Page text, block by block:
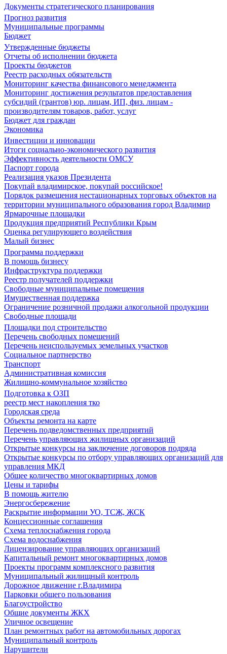
Документы стратегического планирования
Прогноз развития
Муниципальные программы
Бюджет
Утвержденные бюджеты
Отчеты об исполнении бюджета
Проекты бюджетов
Реестр расходных обязательств
Мониторинг качества финансового менеджмента
Мониторинг достижения результатов предоставления
субсидий (грантов) юр. лицам, ИП, физ. лицам -
производителям товаров, работ, услуг
Бюджет для граждан
Экономика
Инвестиции и инновации
Итоги социально-экономического развития
Эффективность деятельности ОМСУ
Паспорт города
Реализация указов Президента
Покупай владимирское, покупай российское!
Порядок размещения нестационарных торговых объектов на
территории муниципального образования город Владимир
Ярмарочные площадки
Продукция предприятий Республики Крым
Оценка регулирующего воздействия
Малый бизнес
Программа поддержки
В помощь бизнесу
Инфраструктура поддержки
Реестр получателей поддержки
Свободные муниципальные помещения
Имущественная поддержка
Ограничение розничной продажи алкогольной продукции
Свободные площади
Площадки под строительство
Перечень свободных помещений
Перечень неиспользуемых земельных участков
Социальное партнерство
Транспорт
Административная комиссия
Жилищно-коммунальное хозяйство
Подготовка к ОЗП
реестр мест накопления тко
Городская среда
Объекты ремонта на карте
Перечень подведомственных предприятий
Перечень управляющих жилищных организаций
Открытые конкурсы на заключение договоров подряда
Открытые конкурсы по отбору управляющих организаций для
управления МКД
Общее количество многоквартирных домов
Цены и тарифы
В помощь жителю
Энергосбережение
Раскрытие информации УО, ТСЖ, ЖСК
Концессионные соглашения
Схема теплоснабжения города
Схема водоснабжения
Лицензирование управляющих организаций
Капитальный ремонт многоквартирных домов
Проекты программ комплексного развития
Муниципальный жилищный контроль
Дорожное движение г.Владимира
Парковки общего пользования
Благоустройство
Общие документы ЖКХ
Уличное освещение
План ремонтных работ на автомобильных дорогах
Муниципальный контроль
Нарушители